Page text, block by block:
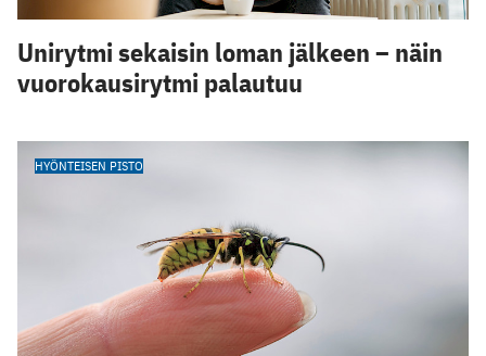
Unirytmi sekaisin loman jälkeen – näin
vuorokausirytmi palautuu
HYÖNTEISEN PISTO